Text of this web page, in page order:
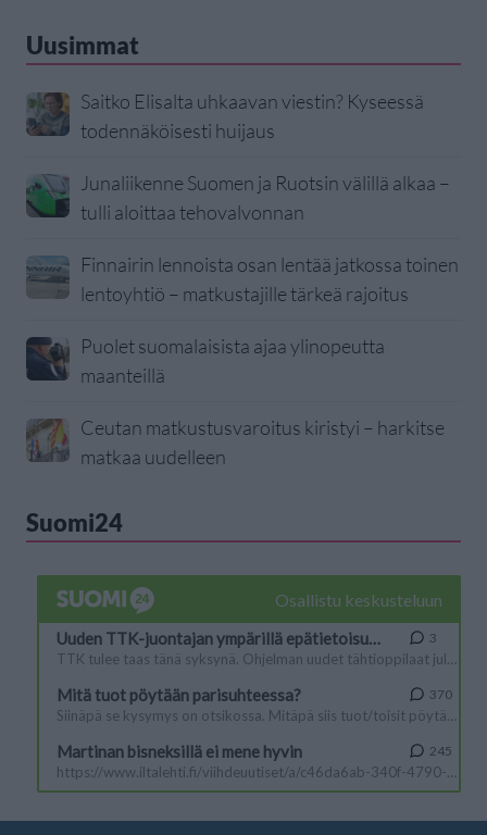
Uusimmat
Saitko Elisalta uhkaavan viestin? Kyseessä
todennäköisesti huijaus
Junaliikenne Suomen ja Ruotsin välillä alkaa –
tulli aloittaa tehovalvonnan
Finnairin lennoista osan lentää jatkossa toinen
lentoyhtiö – matkustajille tärkeä rajoitus
Puolet suomalaisista ajaa ylinopeutta
maanteillä
Ceutan matkustusvaroitus kiristyi – harkitse
matkaa uudelleen
Suomi24